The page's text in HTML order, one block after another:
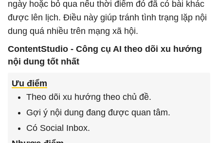
ngày hoặc bỏ qua nếu thời điểm đó đã có bài khác
được lên lịch. Điều này giúp tránh tình trạng lặp nội
dung quá nhiều trên mạng xã hội.
ContentStudio - Công cụ AI theo dõi xu hướng
nội dung tốt nhất
Ưu điểm
Theo dõi xu hướng theo chủ đề.
Gợi ý nội dung đang được quan tâm.
Có Social Inbox.